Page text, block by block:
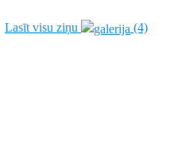
Lasīt visu ziņu (4)